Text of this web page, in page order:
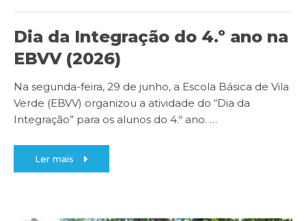
Dia da Integração do 4.º ano na
EBVV (2026)
Na segunda-feira, 29 de junho, a Escola Básica de Vila
Verde (EBVV) organizou a atividade do “Dia da
Integração” para os alunos do 4.º ano. …
Ler mais